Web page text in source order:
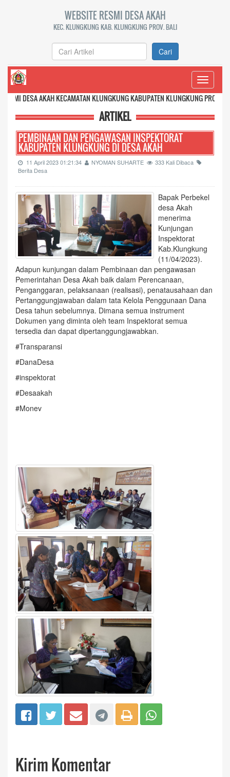
WEBSITE RESMI DESA AKAH
KEC. KLUNGKUNG KAB. KLUNGKUNG PROV. BALI
Cari
Toggle
KECAMATAN KLUNGKUNG KABUPATEN KLUNGKUNG PROVINSI BALI
ARTIKEL
PEMBINAAN DAN PENGAWASAN INSPEKTORAT
KABUPATEN KLUNGKUNG DI DESA AKAH
11 April 2023 01:21:34 NYOMAN SUHARTE
333 Kali Dibaca
Berita Desa
Bapak Perbekel
desa Akah
menerima
Kunjungan
Inspektorat
Kab.Klungkung
(11/04/2023).
Adapun kunjungan dalam Pembinaan dan pengawasan
Pemerintahan Desa Akah baik dalam Perencanaan,
Penganggaran, pelaksanaan (realisasi), penatausahaan dan
Pertanggungjawaban dalam tata Kelola Penggunaan Dana
Desa tahun sebelumnya. Dimana semua instrument
Dokumen yang diminta oleh team Inspektorat semua
tersedia dan dapat dipertanggungjawabkan.
#Transparansi
#DanaDesa
#inspektorat
#Desaakah
#Monev
Kirim Komentar